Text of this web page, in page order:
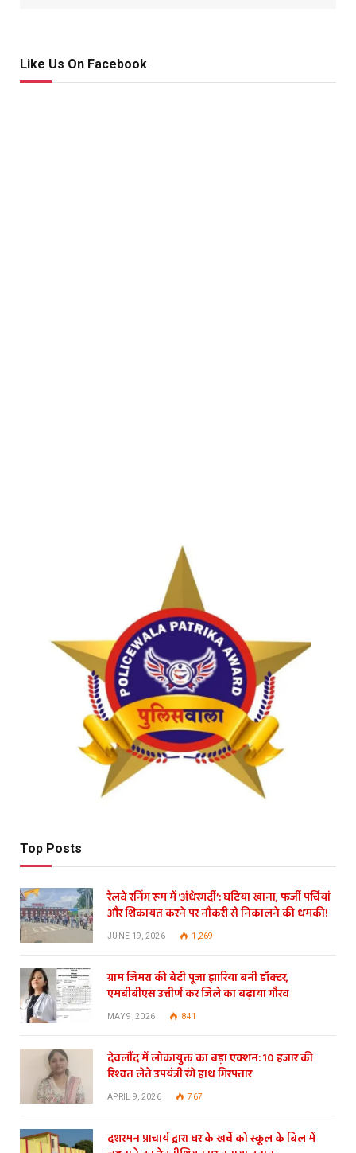
Like Us On Facebook
Top Posts
रेलवे रनिंग रूम में ‘अंधेरगर्दी’: घटिया खाना, फर्जी पर्चियां
और शिकायत करने पर नौकरी से निकालने की धमकी!
JUNE 19, 2026 1,269
ग्राम जिमरा की बेटी पूजा झारिया बनी डॉक्टर,
एमबीबीएस उत्तीर्ण कर जिले का बढ़ाया गौरव
MAY 9, 2026 841
देवलौंद में लोकायुक्त का बड़ा एक्शन: 10 हजार की
रिश्वत लेते उपयंत्री रंगे हाथ गिरफ्तार
APRIL 9, 2026 767
दशरमन प्राचार्य द्वारा घर के खर्चे को स्कूल के बिल में